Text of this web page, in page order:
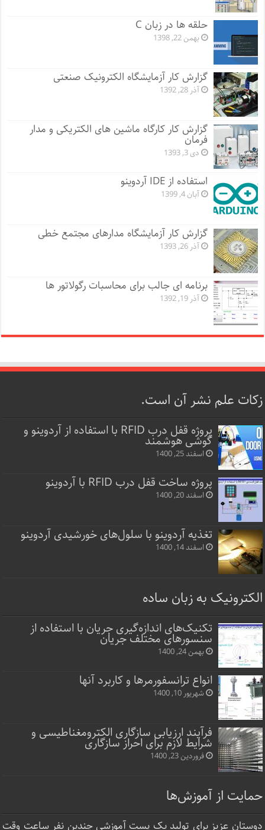
حلقه ها در زبان C
بهمن 22, 1398
گزارش کار آزمایشگاه الکترونیک صنعتی
آذر 28, 1392
گزارش کار کارگاه ماشین های الکتریکی و مدار
فرمان
دی 3, 1393
استفاده از IDE آردوینو
آبان 4, 1399
گزارش کار آزمایشگاه مدارهای مجتمع خطی
آذر 26, 1393
برنامه ای جالب برای محاسبات رگولاتور ها
آذر 19, 1392
زکات علم نشر آن است.
پروژه قفل‌ درب RFID با استفاده از آردوینو و
گوشی هوشمند
اسفند 25, 1400
پروژه ساخت قفل‌ درب RFID با آردوینو
اسفند 20, 1400
تغذیه آردوینو با سلول‌های خورشیدی آردوینو
اسفند 14, 1400
الکترونیک به زبان ساده
تکنیک‌های اندازه‌گیری جریان با استفاده از
سنسورهای مختلف جریان
بهمن 24, 1400
انواع ترانسفورمرها و کاربرد آنها
شهریور 10, 1400
فرآیند ارزیابی سازگاری الکترومغناطیسی و
شرایط لازم برای احراز سازگاری
فروردین 23, 1400
حمایت از آموزش‌ها
دوستان عزیز برای تولید یک پست آموزشی چندین نفر ساعت‌ وقت